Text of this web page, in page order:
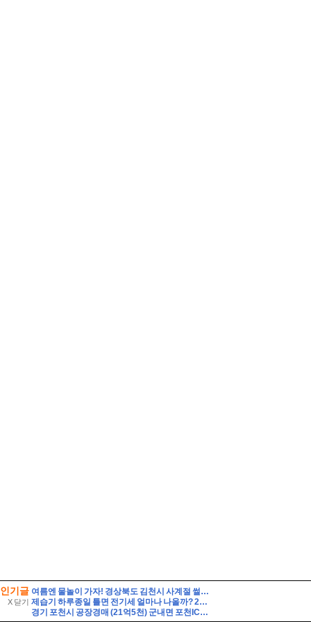
인기글
X 닫기
여름엔 물놀이 가자! 경상북도 김천시 사계절 썰매장
제습기 하루종일 틀면 전기세 얼마나 나올까? 24시간 사용 전기요금 계산법 7가지
경기 포천시 공장경매 (21억5천) 군내면 포천IC근거리 토지1548평 건물475평 창고시설 작업장사무실 유찰2회 포천시군내면공장창고 법원경매 매매